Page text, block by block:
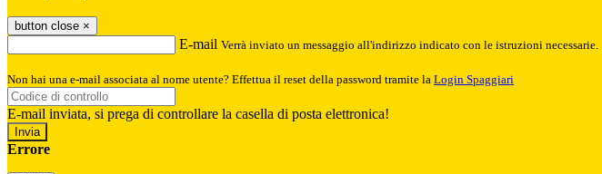
button close ×
E-mail Verrà inviato un messaggio all'indirizzo indicato con le istruzioni necessarie.
Non hai una e-mail associata al nome utente? Effettua il reset della password tramite la Login Spaggiari
E-mail inviata, si prega di controllare la casella di posta elettronica!
Errore